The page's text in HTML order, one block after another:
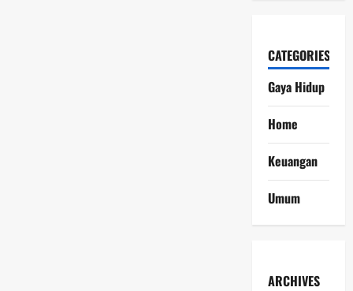
CATEGORIES
Gaya Hidup
Home
Keuangan
Umum
ARCHIVES